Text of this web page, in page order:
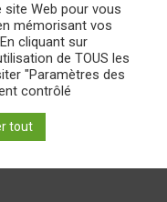
Web pour vous
mémorisant vos
cliquant sur
de TOUS les
"Paramètres des
contrôlé
tout